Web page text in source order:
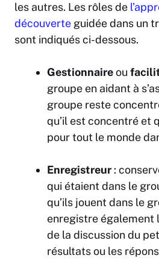
les autres. Les rôles de
découverte guidée dans un
sont indiqués ci-dessous.
Gestionnaireou
groupe en aidant à
groupe reste
qu’il est concentré et
pour tout le monde
Enregistreur :
qui étaient dans le
qu’ils jouent dans le
enregistre également
de la discussion du
résultats ou les